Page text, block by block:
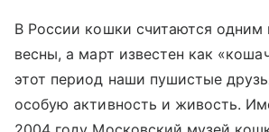
В России кошки считаются одним
весны, а март известен как
этот период наши пушистые
особую активность и живость.